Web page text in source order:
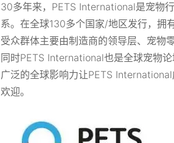
30多年来，PETS International是宠物
系。在全球130多个国家/地区发行，拥
受众群体主要由制造商的领导层、宠物
同时PETS International也是全球宠物
广泛的全球影响力让PETS
欢迎。